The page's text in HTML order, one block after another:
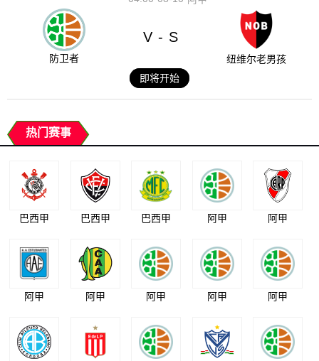
防卫者
V - S
纽维尔老男孩
即将开始
热门赛事
巴西甲 巴西甲 巴西甲 阿甲 阿甲
阿甲 阿甲 阿甲 阿甲 阿甲